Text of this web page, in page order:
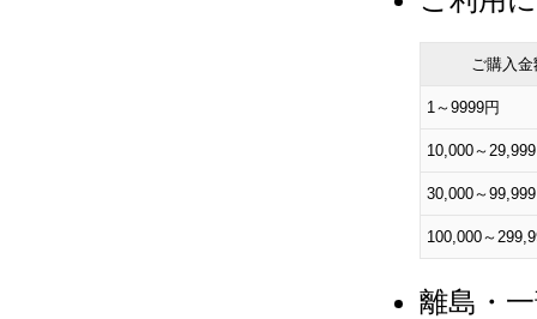
ご購入金
1～9999円
10,000～
30,000～
100,000～
離島・